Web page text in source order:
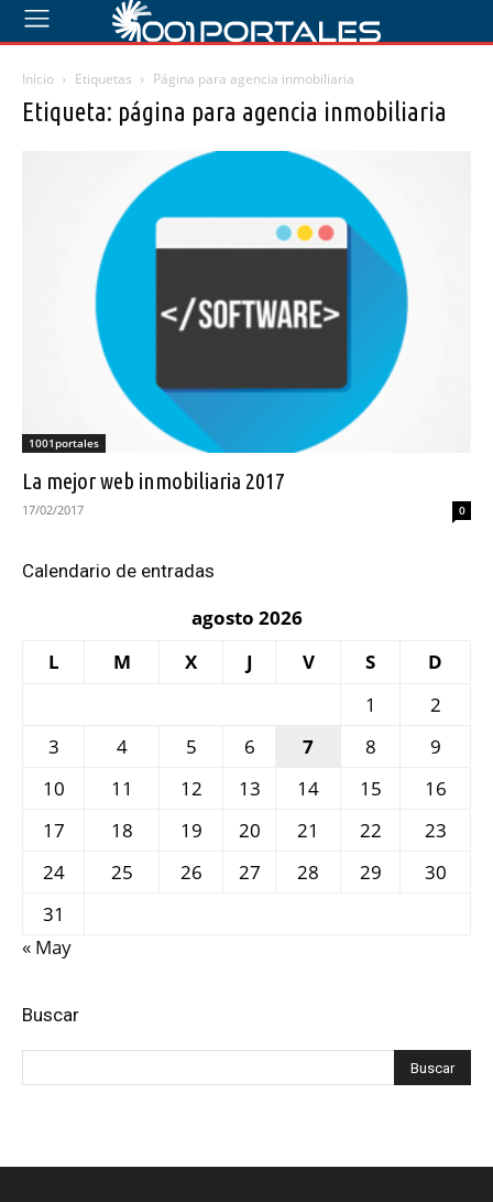
Inicio Etiquetas Página para agencia inmobiliaria
Etiqueta: página para agencia inmobiliaria
1001portales
La mejor web inmobiliaria 2017
17/02/2017 0
Calendario de entradas
agosto 2026
L
M X J V S
D
1
2
3
4 5 6 7 8
9
10
11 12 13 14 15
16
17
18 19 20 21 22
23
24
25 26 27 28 29
30
31
« May
Buscar